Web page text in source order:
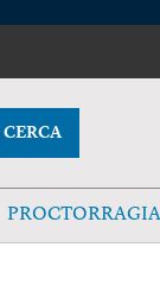
CERCA
PROCTORRAGIA